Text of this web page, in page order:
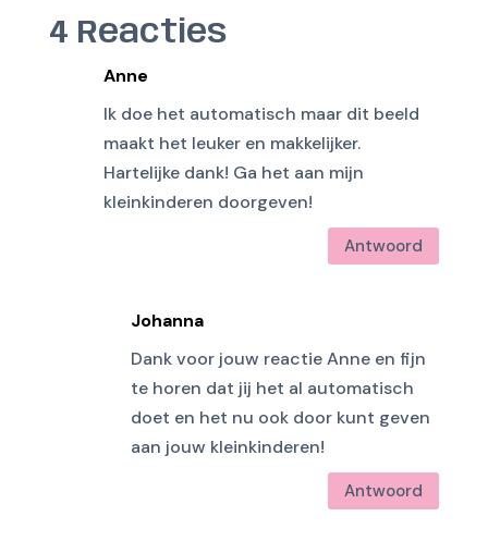
4 Reacties
Anne
Ik doe het automatisch maar dit beeld
maakt het leuker en makkelijker.
Hartelijke dank! Ga het aan mijn
kleinkinderen doorgeven!
Antwoord
Johanna
Dank voor jouw reactie Anne en fijn
te horen dat jij het al automatisch
doet en het nu ook door kunt geven
aan jouw kleinkinderen!
Antwoord